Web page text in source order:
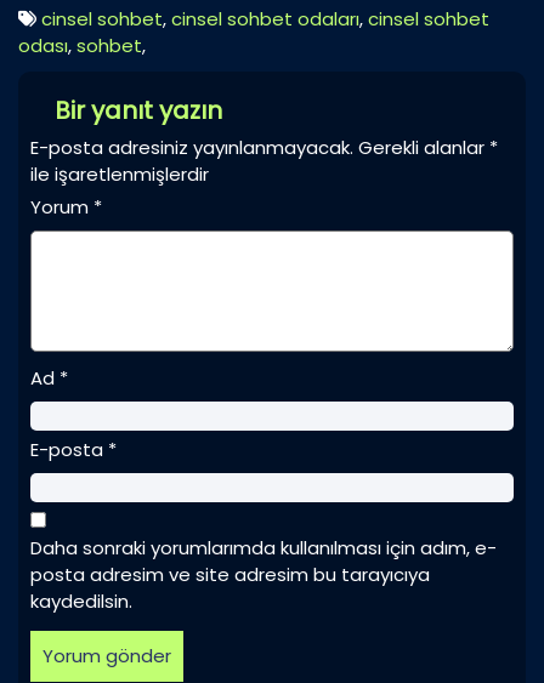
cinsel sohbet,cinsel sohbet odaları,cinsel sohbet
odası,sohbet,
Bir yanıt yazın
E-posta adresiniz yayınlanmayacak. Gerekli alanlar *
ile işaretlenmişlerdir
Yorum *
Ad *
E-posta *
Daha sonraki yorumlarımda kullanılması için adım, e-
posta adresim ve site adresim bu tarayıcıya
kaydedilsin.